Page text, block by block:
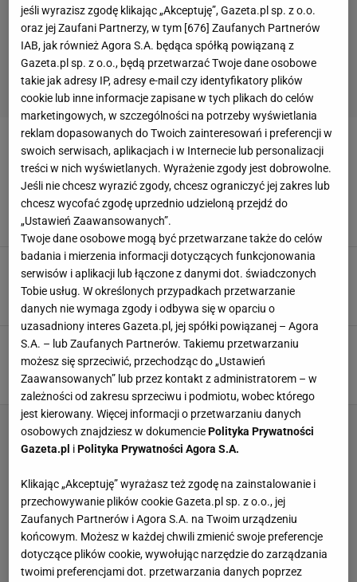
STEPHEN BOYER
Po ostatniej piłce padł na kolana. Polski gigant
pod ścianą
SUBSKRYPCJA
Sceny w polskiej lidze! To wydarzyło się po raz
drugi w historii
Paweł Matys, 15 MARCA 2025, 23:02
Cztery lata i koniec. Polska liga straci wielką
gwiazdę. Transferowy hit!
Hubert Rybkowski,18 LUTEGO 2025, 17:41
jeśli wyrazisz zgodę klikając „Akceptuję”, Gazeta.pl sp. z o.o.
oraz jej Zaufani Partnerzy, w tym [676] Zaufanych Partnerów
IAB, jak również Agora S.A. będąca spółką powiązaną z
Gazeta.pl sp. z o.o., będą przetwarzać Twoje dane osobowe
takie jak adresy IP, adresy e-mail czy identyfikatory plików
cookie lub inne informacje zapisane w tych plikach do celów
marketingowych, w szczególności na potrzeby wyświetlania
reklam dopasowanych do Twoich zainteresowań i preferencji w
swoich serwisach, aplikacjach i w Internecie lub personalizacji
treści w nich wyświetlanych. Wyrażenie zgody jest dobrowolne.
Jeśli nie chcesz wyrazić zgody, chcesz ograniczyć jej zakres lub
chcesz wycofać zgodę uprzednio udzieloną przejdź do
„Ustawień Zaawansowanych”.
Twoje dane osobowe mogą być przetwarzane także do celów
badania i mierzenia informacji dotyczących funkcjonowania
serwisów i aplikacji lub łączone z danymi dot. świadczonych
Tobie usług. W określonych przypadkach przetwarzanie
danych nie wymaga zgody i odbywa się w oparciu o
uzasadniony interes Gazeta.pl, jej spółki powiązanej – Agora
S.A. – lub Zaufanych Partnerów. Takiemu przetwarzaniu
możesz się sprzeciwić, przechodząc do „Ustawień
Zaawansowanych” lub przez kontakt z administratorem – w
zależności od zakresu sprzeciwu i podmiotu, wobec którego
jest kierowany. Więcej informacji o przetwarzaniu danych
osobowych znajdziesz w dokumenciePolityka Prywatności
Gazeta.pl iPolityka Prywatności Agora S.A.
Klikając „Akceptuję” wyrażasz też zgodę na zainstalowanie i
przechowywanie plików cookie Gazeta.pl sp. z o.o., jej
Zaufanych Partnerów i Agora S.A. na Twoim urządzeniu
końcowym. Możesz w każdej chwili zmienić swoje preferencje
dotyczące plików cookie, wywołując narzędzie do zarządzania
twoimi preferencjami dot. przetwarzania danych poprzez